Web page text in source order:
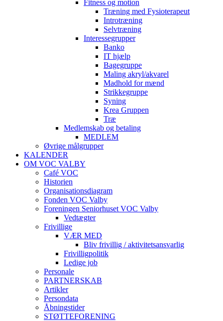
Fitness og motion
Træning med Fysioterapeut
Introtræning
Selvtræning
Interessegrupper
Banko
IT hjælp
Bagegruppe
Maling akryl/akvarel
Madhold for mænd
Strikkegruppe
Syning
Krea Gruppen
Træ
Medlemskab og betaling
MEDLEM
Øvrige målgrupper
KALENDER
OM VOC VALBY
Café VOC
Historien
Organisationsdiagram
Fonden VOC Valby
Foreningen Seniorhuset VOC Valby
Vedtægter
Frivillige
VÆR MED
Bliv frivillig / aktivitetsansvarlig
Frivilligpolitik
Ledige job
Personale
PARTNERSKAB
Artikler
Persondata
Åbningstider
STØTTEFORENING